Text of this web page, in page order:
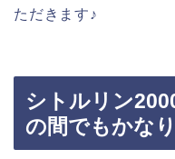
ただきます♪
シトルリン
の間でもかな